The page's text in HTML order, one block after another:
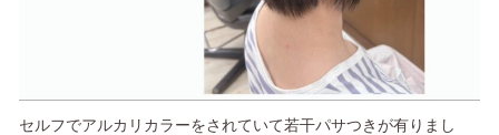
セルフでアルカリカラーをされていて若干パサつきが有りまし